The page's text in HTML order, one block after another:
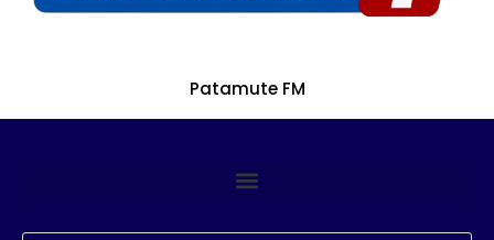
Patamute FM